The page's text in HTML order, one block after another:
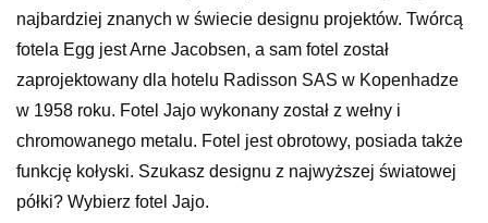
najbardziej znanych w świecie designu projektów. Twórcą
fotela Egg jest Arne Jacobsen, a sam fotel został
zaprojektowany dla hotelu Radisson SAS w Kopenhadze
w 1958 roku. Fotel Jajo wykonany został z wełny i
chromowanego metalu. Fotel jest obrotowy, posiada także
funkcję kołyski. Szukasz designu z najwyższej światowej
półki? Wybierz fotel Jajo.